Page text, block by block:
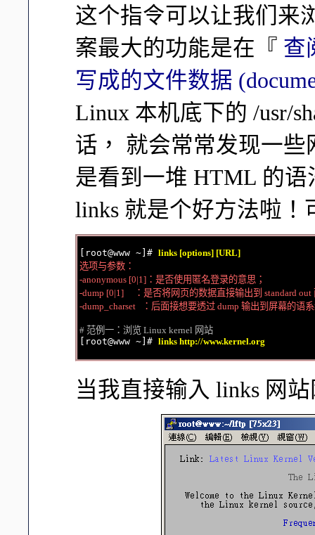
这个指令可以让我们来
案最大的功能是在『 查
写成的文件数据
Linux 本机底下的 /usr/
话， 就会常常发现一
是看到一堆 HTML 的
links 就是个好方法啦！
[root@www ~]# links [options] [URL]
选项与参数：
-anonymous [0|1]：是否使用匿名登录的意思；
-dump [0|1]     ：是否将网页的数据直接输出到 standard
-dump_charset   ：后面接想要透过 dump 输出到屏幕的语
# 范例一：浏览 Linux kernel 网站
[root@www ~]# links http://www.kernel.org
当我直接输入 links 网